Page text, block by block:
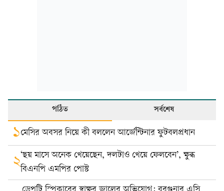
পঠিত সর্বশেষ
১মেসির অবসর নিয়ে কী বললেন আর্জেন্টিনার ফুটবলপ্রধান
২‘ছয় মাসে অনেক খেয়েছেন, দলটাও খেয়ে ফেলবেন’, ক্ষুব্ধ
বিএনপি এমপির পোস্ট